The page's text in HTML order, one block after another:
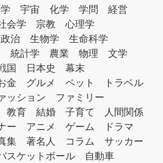
宇宙 化学 学問
経営
会学 宗教
心理学
政治 生物学
生命科学
統計学 農業 物理
文学
国 日本史
幕末
金 グルメ ペット
トラベル
ッション
ファミリー
教育 結婚 子育て
人間関係
ー アニメ ゲーム
ドラマ
集 著名人 コラム
サッカー
スケットボール
自動車